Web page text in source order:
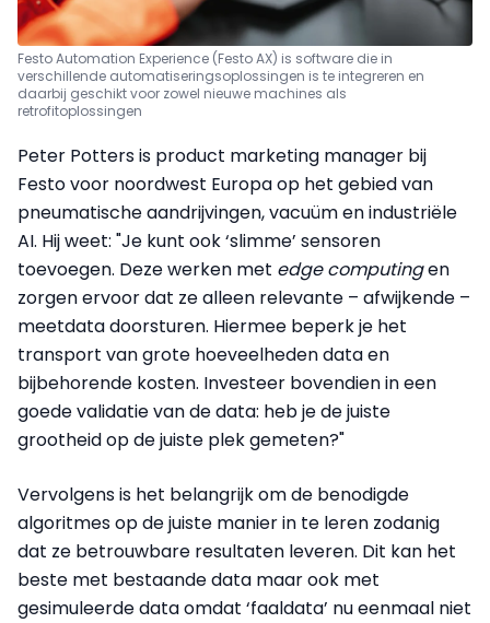
Festo Automation Experience (Festo AX) is software die in
verschillende automatiseringsoplossingen is te integreren en
daarbij geschikt voor zowel nieuwe machines als
retrofitoplossingen
Peter Potters is product marketing manager bij
Festo voor noordwest Europa op het gebied van
pneumatische aandrijvingen, vacuüm en industriële
AI. Hij weet: "Je kunt ook ‘slimme’ sensoren
toevoegen. Deze werken met edge computingen
zorgen ervoor dat ze alleen relevante – afwijkende –
meetdata doorsturen. Hiermee beperk je het
transport van grote hoeveelheden data en
bijbehorende kosten. Investeer bovendien in een
goede validatie van de data: heb je de juiste
grootheid op de juiste plek gemeten?"
Vervolgens is het belangrijk om de benodigde
algoritmes op de juiste manier in te leren zodanig
dat ze betrouwbare resultaten leveren. Dit kan het
beste met bestaande data maar ook met
gesimuleerde data omdat ‘faaldata’ nu eenmaal niet